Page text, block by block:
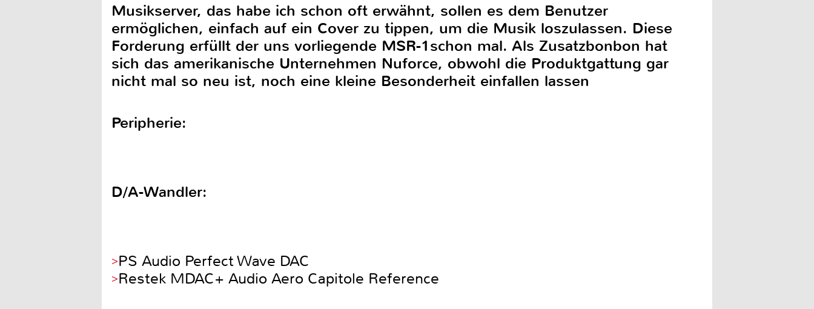
Musikserver, das habe ich schon oft erwähnt, sollen es dem Benutzer
ermöglichen, einfach auf ein Cover zu tippen, um die Musik loszulassen. Diese
Forderung erfüllt der uns vorliegende MSR-1schon mal. Als Zusatzbonbon hat
sich das amerikanische Unternehmen Nuforce, obwohl die Produktgattung gar
nicht mal so neu ist, noch eine kleine Besonderheit einfallen lassen
Peripherie:
D/A-Wandler:
PS Audio Perfect Wave DAC
Restek MDAC+ Audio Aero Capitole Reference